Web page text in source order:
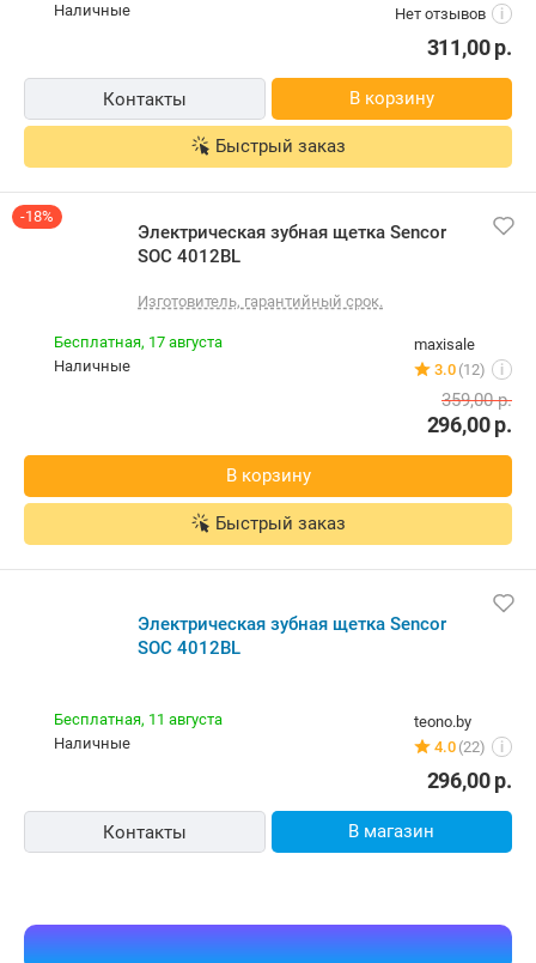
Нет отзывов i
наличные
311,00р.
Контакты В корзину
Быстрый заказ
-18%
Электрическая зубная щетка Sencor
SOC 4012BL
Изготовитель, гарантийный срок.
maxisale
3.0 (12) i
Бесплатная, 17 августа
наличные
296,00р.
359,00р.
В корзину
Быстрый заказ
Электрическая зубная щетка Sencor
SOC 4012BL
teono.by
4.0 (22) i
Бесплатная, 11 августа
наличные
296,00р.
Контакты В магазин